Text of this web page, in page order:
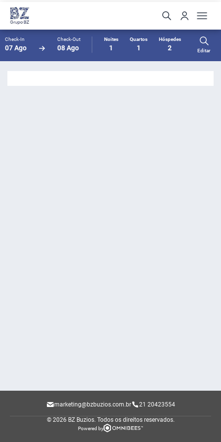
Check-In
07 Ago
Check-Out
08 Ago
Noites
1
Quartos
1
Hóspedes
2 Editar
marketing@bzbuzios.com.br 21 20423554
© 2026 BZ Buzios. Todos os direitos reservados.
Powered by